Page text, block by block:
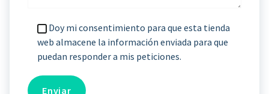
Doy mi consentimiento para que esta tienda
web almacene la información enviada para que
puedan responder a mis peticiones.